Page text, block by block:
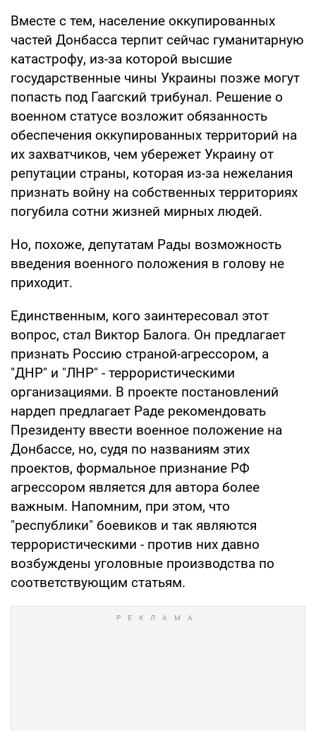
Вместе с тем, население оккупированных
частей Донбасса терпит сейчас гуманитарную
катастрофу, из-за которой высшие
государственные чины Украины позже могут
попасть под Гаагский трибунал. Решение о
военном статусе возложит обязанность
обеспечения оккупированных территорий на
их захватчиков, чем убережет Украину от
репутации страны, которая из-за нежелания
признать войну на собственных территориях
погубила сотни жизней мирных людей.
Но, похоже, депутатам Рады возможность
введения военного положения в голову не
приходит.
Единственным, кого заинтересовал этот
вопрос, стал Виктор Балога. Он предлагает
признать Россию страной-агрессором, а
"ДНР" и "ЛНР" - террористическими
организациями. В проекте постановлений
нардеп предлагает Раде рекомендовать
Президенту ввести военное положение на
Донбассе, но, судя по названиям этих
проектов, формальное признание РФ
агрессором является для автора более
важным. Напомним, при этом, что
"республики" боевиков и так являются
террористическими - против них давно
возбуждены уголовные производства по
соответствующим статьям.